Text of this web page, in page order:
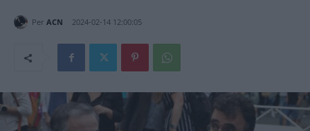
Per ACN 2024-02-14 12:00:05